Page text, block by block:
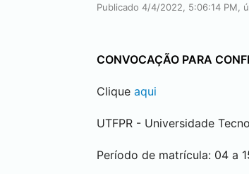
Publicado 4/4/2022, 5:06:14 PM,
CONVOCAÇÃO PARA
Clique aqui
UTFPR - Universidade
Período de matrícula: 04 a